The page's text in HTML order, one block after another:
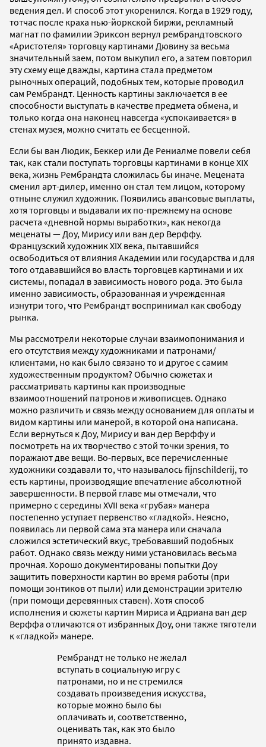
ведения дел. И способ этот укоренился. Когда в 1929 году,
тотчас после краха нью-йоркской биржи, рекламный
магнат по фамилии Эриксон вернул рембрандтовского
«Аристотеля» торговцу картинами Дювину за весьма
значительный заем, потом выкупил его, а затем повторил
эту схему еще дважды, картина стала предметом
рыночных операций, подобных тем, которые проводил
сам Рембрандт. Ценность картины заключается в ее
способности выступать в качестве предмета обмена, и
только когда она наконец навсегда «успокаивается» в
стенах музея, можно считать ее бесценной.
Если бы ван Людик, Беккер или Де Рениалме повели себя
так, как стали поступать торговцы картинами в конце XIX
века, жизнь Рембрандта сложилась бы иначе. Мецената
сменил арт-дилер, именно он стал тем лицом, которому
отныне служил художник. Появились авансовые выплаты,
хотя торговцы и выдавали их по-прежнему на основе
расчета «дневной нормы выработки», как некогда
меценаты — Доу, Мирису или ван дер Верффу.
Французский художник XIX века, пытавшийся
освободиться от влияния Академии или государства и для
того отдававшийся во власть торговцев картинами и их
системы, попадал в зависимость нового рода. Это была
именно зависимость, образованная и учрежденная
изнутри того, что Рембрандт воспринимал как свободу
рынка.
Мы рассмотрели некоторые случаи взаимопонимания и
его отсутствия между художниками и патронами/
клиентами, но как было связано то и другое с самим
художественным продуктом? Обычно сюжетах и
рассматривать картины как производные
взаимоотношений патронов и живописцев. Однако
можно различить и связь между основанием для оплаты и
видом картины или манерой, в которой она написана.
Если вернуться к Доу, Мирису и ван дер Верффу и
посмотреть на их творчество с этой точки зрения, то
поражают две вещи. Во-первых, все перечисленные
художники создавали то, что называлось fijnschilderij, то
есть картины, производящие впечатление абсолютной
завершенности. В первой главе мы отмечали, что
примерно с середины XVII века «грубая» манера
постепенно уступает первенство «гладкой». Неясно,
появилась ли первой сама эта манера или сначала
сложился эстетический вкус, требовавший подобных
работ. Однако связь между ними установилась весьма
прочная. Хорошо документированы попытки Доу
защитить поверхности картин во время работы (при
помощи зонтиков от пыли) или демонстрации зрителю
(при помощи деревянных ставен). Хотя способ
исполнения и сюжеты картин Мириса и Адриана ван дер
Верффа отличаются от избранных Доу, они также тяготели
к «гладкой» манере.
Рембрандт не только не желал
вступать в социальную игру с
патронами, но и не стремился
создавать произведения искусства,
которые можно было бы
оплачивать и, соответственно,
оценивать так, как это было
принято издавна.